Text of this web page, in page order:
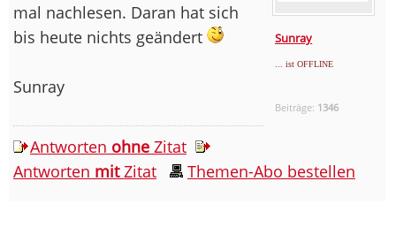
Sunray
... ist OFFLINE
Beiträge: 1346
mal nachlesen. Daran hat sich
bis heute nichts geändert
Sunray
Antworten ohne Zitat
Antworten mitZitat Themen-Abo bestellen